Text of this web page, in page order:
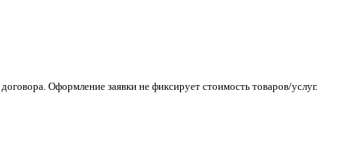
Оформление заявки не фиксирует стоимость товаров/услуг.